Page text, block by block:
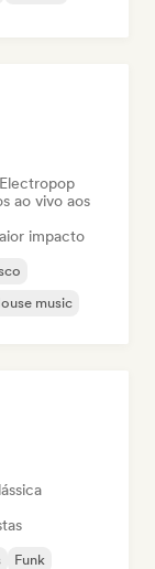
Electropop
ao vivo aos
impacto
music
Funk